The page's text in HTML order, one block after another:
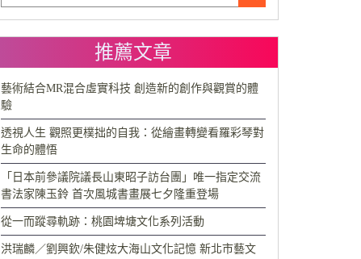
推薦文章
藝術結合MR混合虛實科技 創造新的創作與觀賞的體
驗
透視人生 觀照更樸拙的自我：從繪畫轉變看羅彩琴對
生命的體悟
「日本前參議院議長山東昭子訪台團」唯一指定交流
書法家陳玉鈴 首次風城書畫展七夕隆重登場
從一而蹤尋軌跡：桃園埤塘文化系列活動
洪瑞麟／劉興欽/朱健炫大海山文化記憶 新北市藝文